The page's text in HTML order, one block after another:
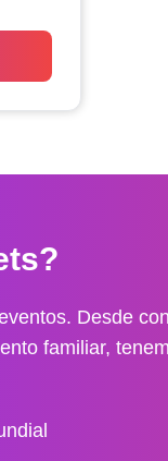
Desde
familiar,